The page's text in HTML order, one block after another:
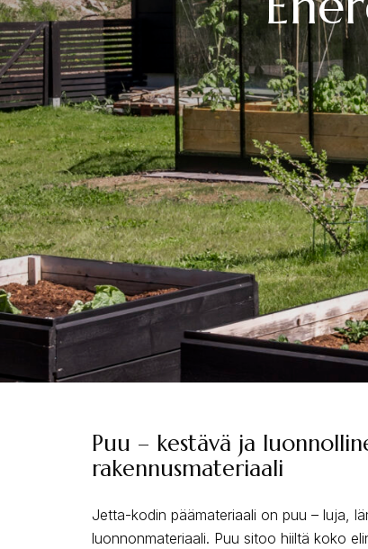
Puu – kestävä ja
rakennusmateriaali
Jetta-kodin päämateriaali on puu – luja,
luonnonmateriaali. Puu sitoo hiiltä koko